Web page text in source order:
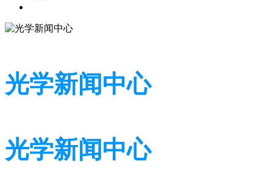
光学新闻中心
光学新闻中心